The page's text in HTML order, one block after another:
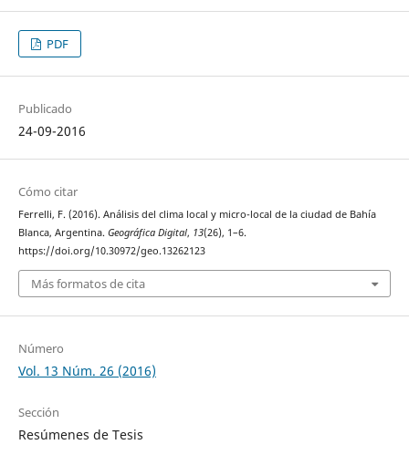
PDF
Publicado
24-09-2016
Cómo citar
Ferrelli, F. (2016). Análisis del clima local y micro-local de la ciudad de Bahía
Blanca, Argentina. Geográfica Digital, 13(26), 1–6.
https://doi.org/10.30972/geo.13262123
Más formatos de cita
Número
Vol. 13 Núm. 26 (2016)
Sección
Resúmenes de Tesis